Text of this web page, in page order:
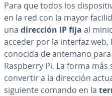
Para que todos los
en la red con la mayor
una dirección IP fija al
acceder por la interfaz
conocida de antemano
Raspberry Pi. La forma
convertir a la dirección
siguiente comando en la